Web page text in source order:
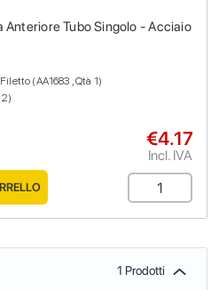
Anteriore Tubo Singolo - Acciaio
(AA1683 , Qtà 1)
2)
€4.17
Incl. IVA
1 Prodotti